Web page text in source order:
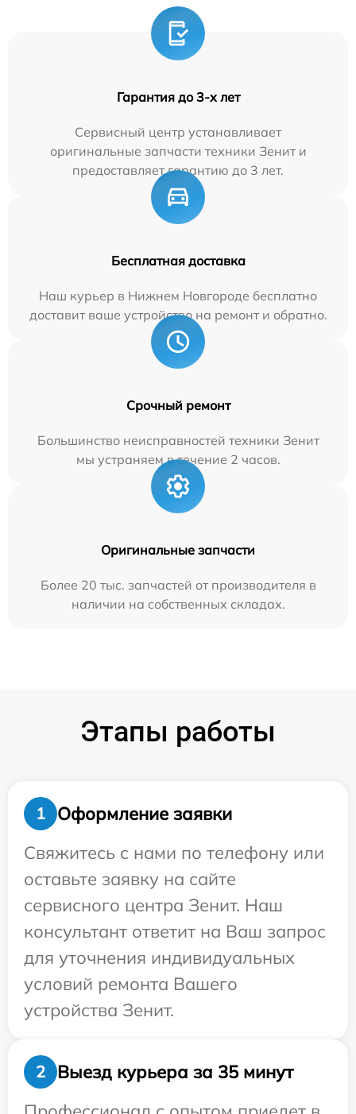
Гарантия до 3-х лет
Сервисный центр устанавливает
оригинальные запчасти техники Зенит и
предоставляет гарантию до 3 лет.
Бесплатная доставка
Наш курьер в Нижнем Новгороде бесплатно
доставит ваше устройство на ремонт и обратно.
Срочный ремонт
Большинство неисправностей техники Зенит
мы устраняем в течение 2 часов.
Оригинальные запчасти
Более 20 тыс. запчастей от производителя в
наличии на собственных складах.
Этапы работы
1
Оформление заявки
Свяжитесь с нами по телефону или
оставьте заявку на сайте
сервисного центра Зенит. Наш
консультант ответит на Ваш запрос
для уточнения индивидуальных
условий ремонта Вашего
устройства Зенит.
2
Выезд курьера за 35 минут